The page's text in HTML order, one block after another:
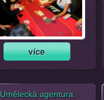
Umělecká agentura